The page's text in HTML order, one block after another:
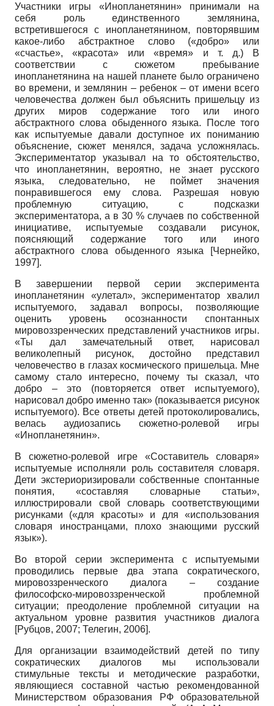
Участники игры «Инопланетянин» принимали на
себя роль единственного землянина,
встретившегося с инопланетянином, повторявшим
какое-либо абстрактное слово («добро» или
«счастье», «красота» или «время» и т. д.) В
соответствии с сюжетом пребывание
инопланетянина на нашей планете было ограничено
во времени, и землянин – ребенок – от имени всего
человечества должен был объяснить пришельцу из
других миров содержание того или иного
абстрактного слова обыденного языка. После того
как испытуемые давали доступное их пониманию
объяснение, сюжет менялся, задача усложнялась.
Экспериментатор указывал на то обстоятельство,
что инопланетянин, вероятно, не знает русского
языка, следовательно, не поймет значения
понравившегося ему слова. Разрешая новую
проблемную ситуацию, с подсказки
экспериментатора, а в 30 % случаев по собственной
инициативе, испытуемые создавали рисунок,
поясняющий содержание того или иного
абстрактного слова обыденного языка
[Чернейко,
1997].
В завершении первой серии эксперимента
инопланетянин «улетал», экспериментатор хвалил
испытуемого, задавал вопросы, позволяющие
оценить уровень осознанности спонтанных
мировоззренческих представлений участников игры.
«Ты дал замечательный ответ, нарисовал
великолепный рисунок, достойно представил
человечество в глазах космического пришельца. Мне
самому стало интересно, почему ты сказал, что
добро – это (повторяется ответ испытуемого),
нарисовал добро именно так» (показывается рисунок
испытуемого). Все ответы детей протоколировались,
велась аудиозапись сюжетно-ролевой игры
«Инопланетянин».
В сюжетно-ролевой игре «Составитель словаря»
испытуемые исполняли роль составителя словаря.
Дети экстериоризировали собственные спонтанные
понятия, «составляя словарные статьи»,
иллюстрировали свой словарь соответствующими
рисунками («для красоты» и для «использования
словаря иностранцами, плохо знающими русский
язык»).
Во второй серии эксперимента с испытуемыми
проводились первые два этапа сократического,
мировоззренческого диалога – создание
философско-мировоззренческой проблемной
ситуации; преодоление проблемной ситуации на
актуальном уровне развития участников диалога
[Рубцов, 2007; Телегин, 2006].
Для организации взаимодействий детей по типу
сократических диалогов мы использовали
стимульные тексты и методические разработки,
являющиеся составной частью рекомендованной
Министерством образования РФ образовательной